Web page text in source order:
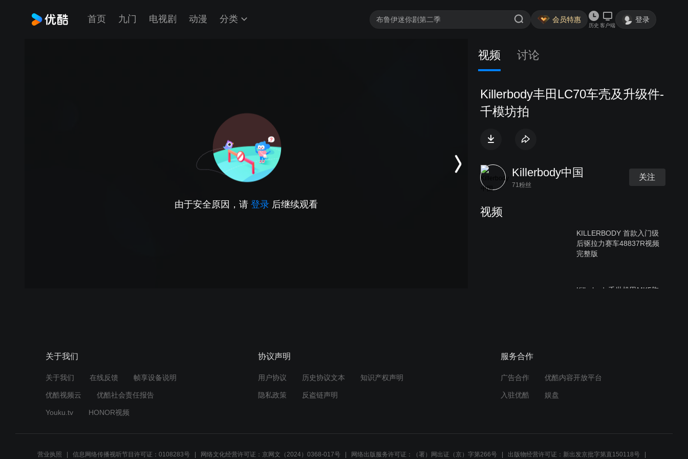
首页 九门 电视剧 动漫 分类 会员特惠
历史 客户端
登录
由于安全原因，请 登录 后继续观看
视频 讨论
Killerbody丰田LC70车壳及升级件-
千模坊拍
Killerbody中国
71粉丝
关注
视频
KILLERBODY 首款入门级
后驱拉力赛车48837R视频
完整版
Killerbody千世机甲MK5胸
关于我们
关于我们 在线反馈 帧享设备说明
优酷视频云 优酷社会责任报告
Youku.tv HONOR视频
协议声明
用户协议 历史协议文本 知识产权声明
隐私政策 反盗链声明
服务合作
广告合作 优酷内容开放平台
入驻优酷 娱盘
营业执照 信息网络传播视听节目许可证：0108283号 网络文化经营许可证：京网文（2024）0368-017号 网络出版服务许可证：（署）网出证（京）字第266号 出版物经营许可证：新出发京批字第直150118号